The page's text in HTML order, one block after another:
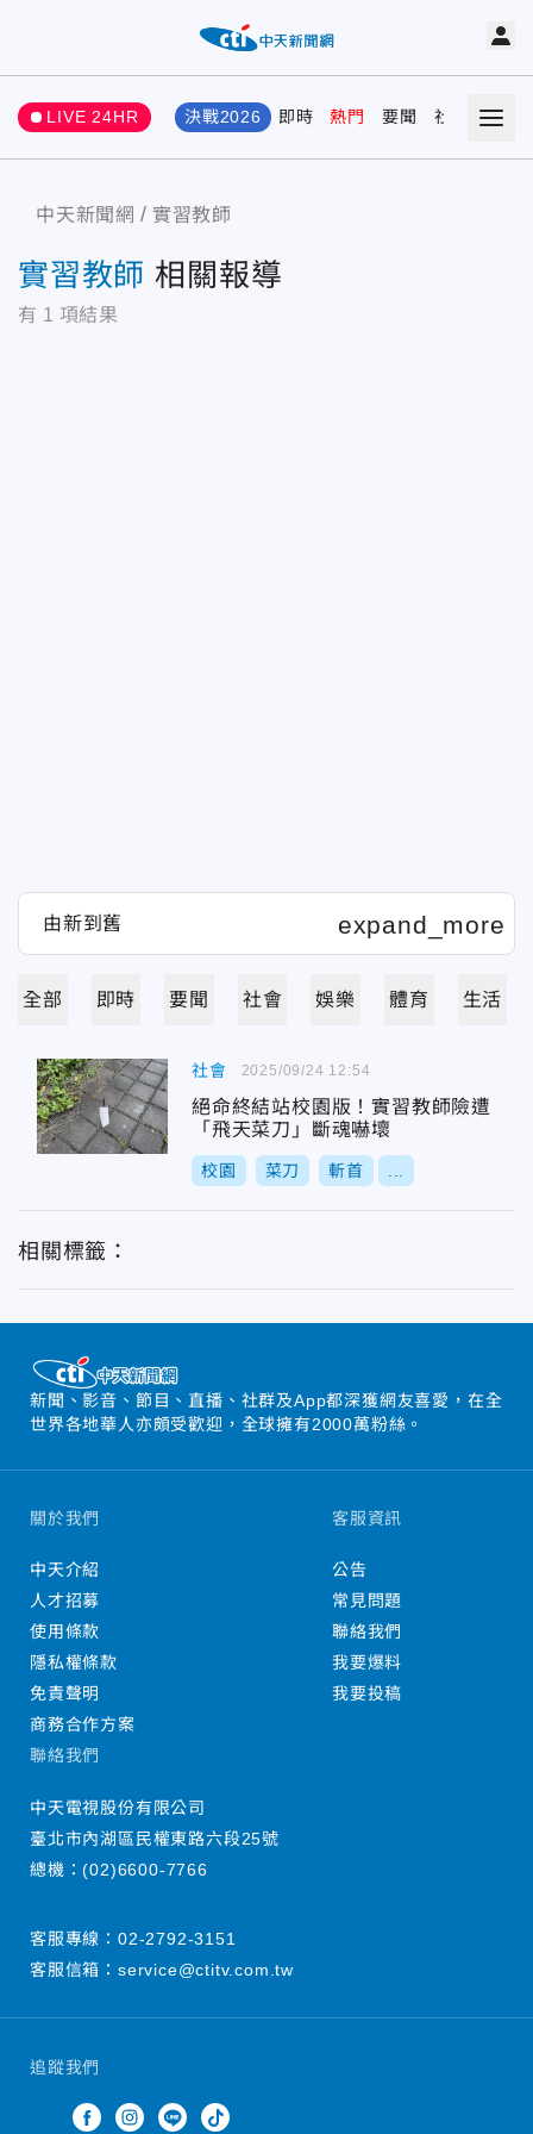
LIVE 24HR 決戰2026 即時 熱門 要聞 社會 娛樂
中天新聞網 實習教師
實習教師 相關報導
有 1 項結果
全部 即時 要聞 社會 娛樂 體育 生活
社會
絕命終結站校園版！實習教師險遭
「飛天菜刀」斷魂嚇壞
校園 菜刀 斬首
2025/09/24 12:54
相關標籤：
新聞、影音、節目、直播、社群及App都深獲網友喜愛，在全
世界各地華人亦頗受歡迎，全球擁有2000萬粉絲。
追蹤我們
關於我們
中天介紹
人才招募
使用條款
隱私權條款
免責聲明
商務合作方案
客服資訊
公告
常見問題
聯絡我們
我要爆料
我要投稿
聯絡我們
中天電視股份有限公司
臺北市內湖區民權東路六段25號
總機：(02)6600-7766
客服專線： 02-2792-3151
客服信箱： service@ctitv.com.tw